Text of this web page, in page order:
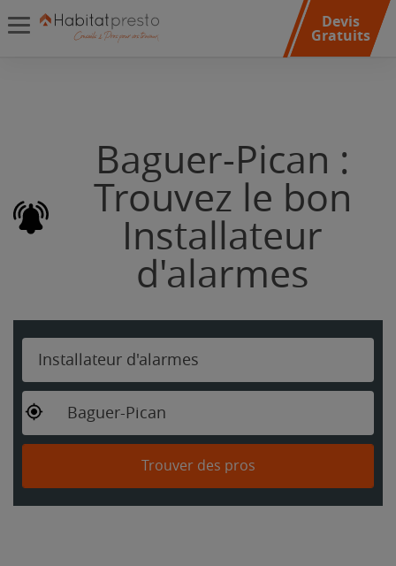
Devis
Gratuits
Baguer-Pican :
Trouvez le bon
Installateur
d'alarmes
Installateur d'alarmes
Baguer-Pican
Trouver des pros